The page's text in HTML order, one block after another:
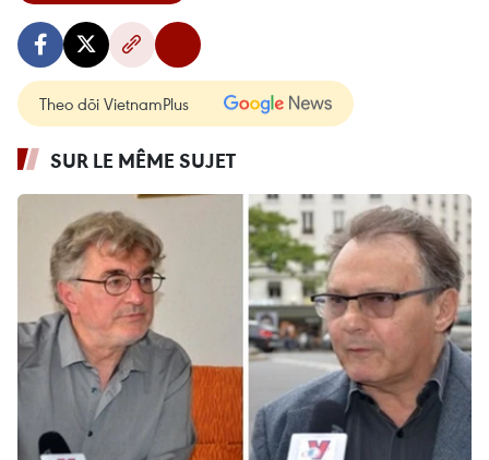
Theo dõi VietnamPlus
SUR LE MÊME SUJET